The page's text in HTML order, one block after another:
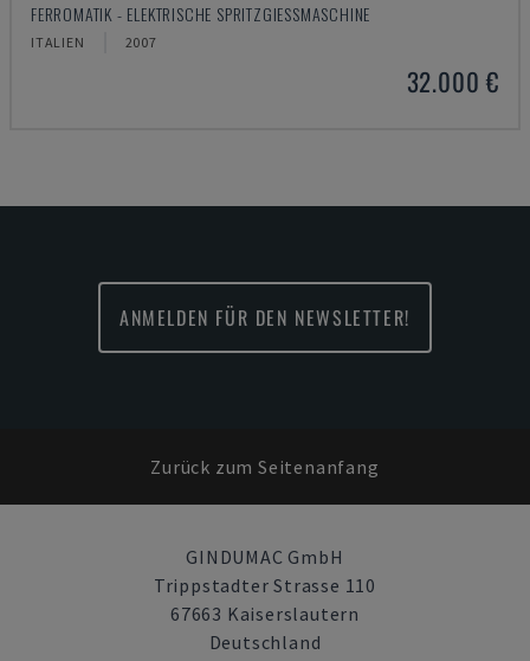
FERROMATIK - ELEKTRISCHE SPRITZGIESSMASCHINE
ITALIEN 2007
32.000 €
ANMELDEN FÜR DEN NEWSLETTER!
Zurück zum Seitenanfang
GINDUMAC GmbH
Trippstadter Strasse 110
67663 Kaiserslautern
Deutschland